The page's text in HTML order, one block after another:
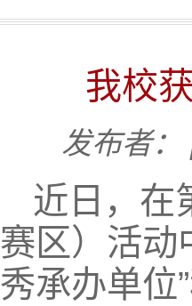
我校
发布者：
近日，在
赛区）活动
秀承办单位